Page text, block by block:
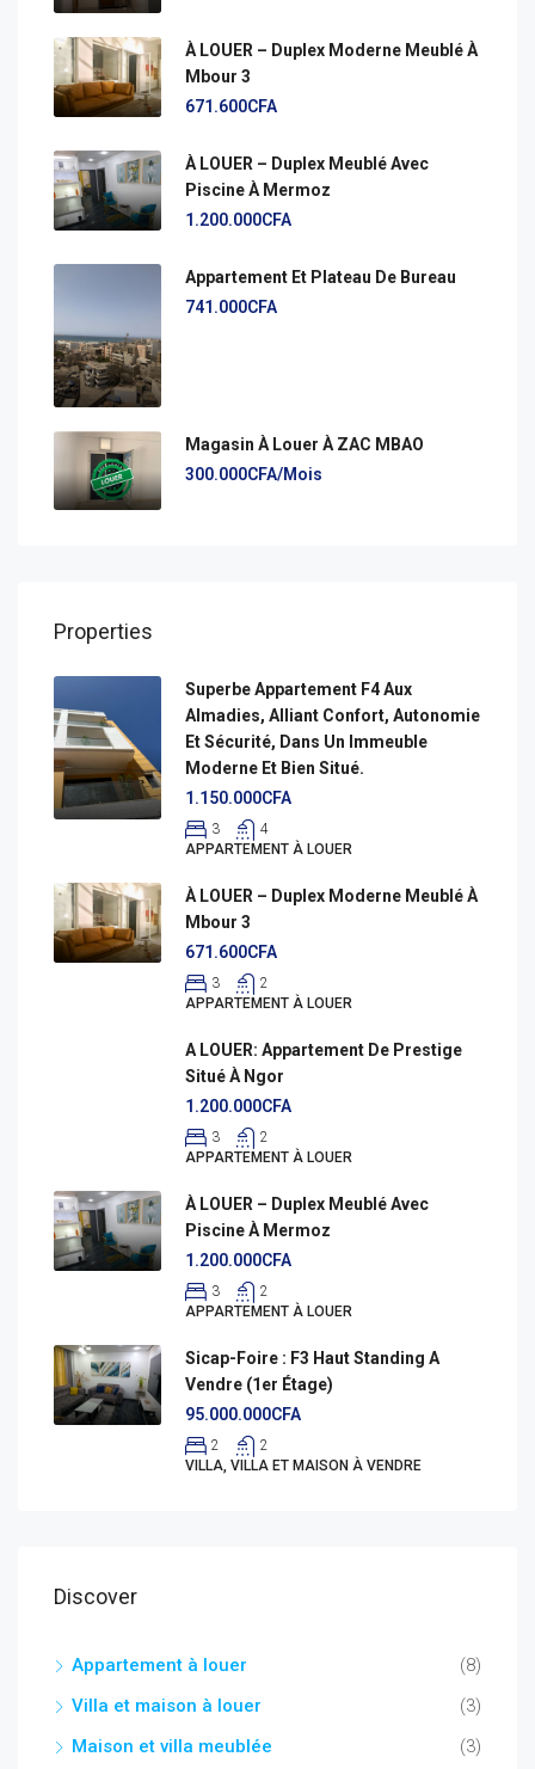
À LOUER – Duplex Moderne Meublé À
Mbour 3
671.600CFA
À LOUER – Duplex Meublé Avec
Piscine À Mermoz
1.200.000CFA
Appartement Et Plateau De Bureau
741.000CFA
Magasin À Louer À ZAC MBAO
300.000CFA/Mois
Properties
Superbe Appartement F4 Aux
Almadies, Alliant Confort, Autonomie
Et Sécurité, Dans Un Immeuble
Moderne Et Bien Situé.
1.150.000CFA
3
4
APPARTEMENT À LOUER
À LOUER – Duplex Moderne Meublé À
Mbour 3
671.600CFA
3
2
APPARTEMENT À LOUER
A LOUER: Appartement De Prestige
Situé À Ngor
1.200.000CFA
3
2
APPARTEMENT À LOUER
À LOUER – Duplex Meublé Avec
Piscine À Mermoz
1.200.000CFA
3
2
APPARTEMENT À LOUER
Sicap-Foire : F3 Haut Standing A
Vendre (1er Étage)
95.000.000CFA
2
2
VILLA, VILLA ET MAISON À VENDRE
Discover
Appartement à louer
(8)
Villa et maison à louer
(3)
Maison et villa meublée
(3)